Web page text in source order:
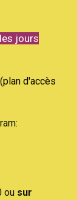
jours
plan d'accès
ou sur